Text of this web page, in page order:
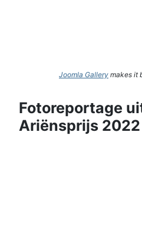
Joomla Gallery makes it
Fotoreportage
Ariënsprijs 2022